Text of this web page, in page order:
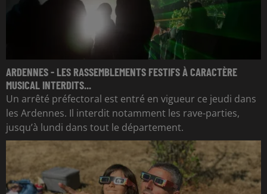
ARDENNES - LES RASSEMBLEMENTS FESTIFS À CARACTÈRE
MUSICAL INTERDITS...
Un arrêté préfectoral est entré en vigueur ce jeudi dans
les Ardennes. Il interdit notamment les rave-parties,
jusqu’à lundi dans tout le département.